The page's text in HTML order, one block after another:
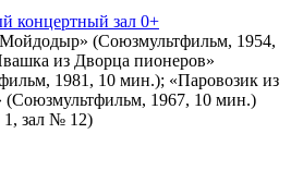
концертный зал 0+
(Союзмультфильм, 1954,
из Дворца пионеров»
1981, 10 мин.); «Паровозик из
(Союзмультфильм, 1967, 10 мин.)
1, зал № 12)